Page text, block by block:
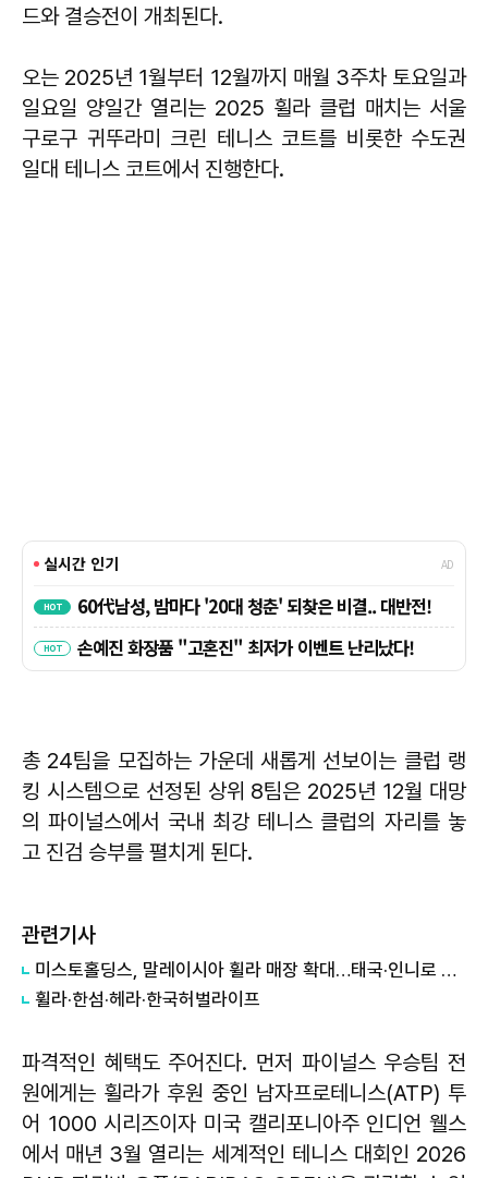
드와 결승전이 개최된다.
오는 2025년 1월부터 12월까지 매월 3주차 토요일과
일요일 양일간 열리는 2025 휠라 클럽 매치는 서울
구로구 귀뚜라미 크린 테니스 코트를 비롯한 수도권
일대 테니스 코트에서 진행한다.
총 24팀을 모집하는 가운데 새롭게 선보이는 클럽 랭
킹 시스템으로 선정된 상위 8팀은 2025년 12월 대망
의 파이널스에서 국내 최강 테니스 클럽의 자리를 놓
고 진검 승부를 펼치게 된다.
관련기사
미스토홀딩스, 말레이시아 휠라 매장 확대…태국·인니로 넓힌다
휠라·한섬·헤라·한국허벌라이프
파격적인 혜택도 주어진다. 먼저 파이널스 우승팀 전
원에게는 휠라가 후원 중인 남자프로테니스(ATP) 투
어 1000 시리즈이자 미국 캘리포니아주 인디언 웰스
에서 매년 3월 열리는 세계적인 테니스 대회인 2026